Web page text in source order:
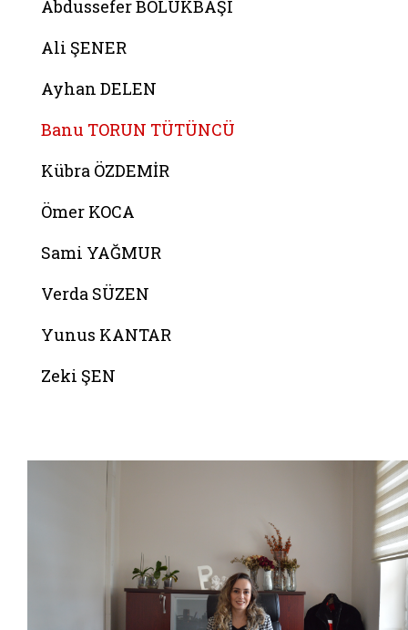
Abdussefer BÖLÜKBAŞI
Ali ŞENER
Ayhan DELEN
Banu TORUN TÜTÜNCÜ
Kübra ÖZDEMİR
Ömer KOCA
Sami YAĞMUR
Verda SÜZEN
Yunus KANTAR
Zeki ŞEN